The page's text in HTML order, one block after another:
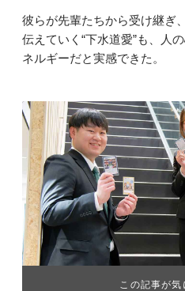
彼らが先輩たちから受け継ぎ
伝えていく“下水道愛”も、人
ネルギーだと実感できた。
この記事が気